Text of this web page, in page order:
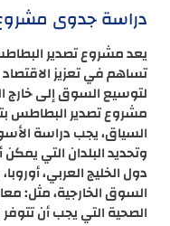
دراسة جدوى
يعد مشروع تصدير
تساهم في تعزيز
لتوسيع السوق إلى خارج
مشروع تصدير البطاطس
السياق، يجب دراسة
وتحديد البلدان التي يمكن
دول الخليج العربي،
السوق الخارجية، مثل:
الصحية التي يجب أن